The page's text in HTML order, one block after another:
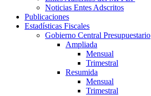
Noticias Entes Adscritos
Publicaciones
Estadísticas Fiscales
Gobierno Central Presupuestario
Ampliada
Mensual
Trimestral
Resumida
Mensual
Trimestral